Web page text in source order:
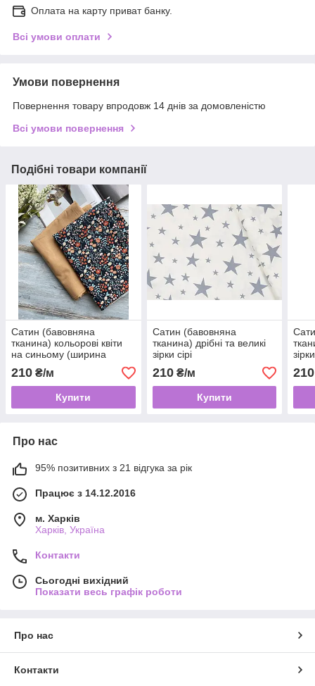
Оплата на карту приват банку.
Всі умови оплати
Умови повернення
Повернення товару впродовж 14 днів за домовленістю
Всі умови повернення
Подібні товари компанії
Сатин (бавовняна
тканина) кольорові квіти
на синьому (ширина
160см, 120г/м2)
210 ₴/м
Купити
Сатин (бавовняна
тканина) дрібні та великі
зірки сірі
210₴/м
Купити
зірки
210
Про нас
95% позитивних з 21 відгука за рік
Працює з 14.12.2016
м. Харків
Харків, Україна
Контакти
Сьогодні вихідний
Показати весь графік роботи
Про нас
Контакти